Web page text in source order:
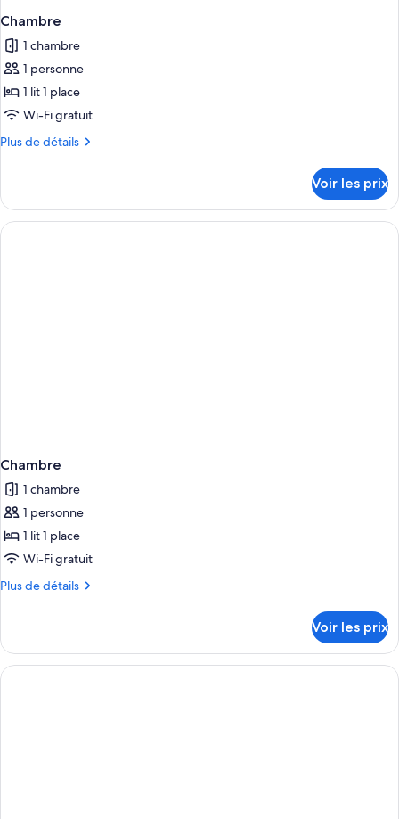
Chambre
1 chambre
1 personne
1 lit 1 place
Wi-Fi gratuit
Plus de détails
Plus
le
type
de
Voir les prix
Chambre
1 chambre
1 personne
1 lit 1 place
Wi-Fi gratuit
Plus de détails
Plus
le
type
de
Voir les prix